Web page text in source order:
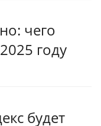
чего
году
будет